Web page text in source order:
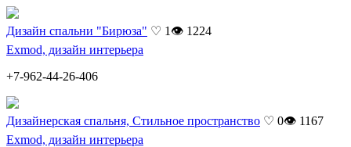
Дизайн спальни "Бирюза" ♡ 1 👁 1224
Exmod, дизайн интерьера
+7-962-44-26-406
Дизайнерская спальня, Стильное пространство ♡ 0👁 1167
Exmod, дизайн интерьера